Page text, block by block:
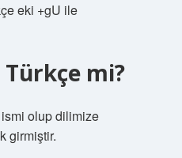
eki +gU ile
mi?
olup dilimize
girmiştir.